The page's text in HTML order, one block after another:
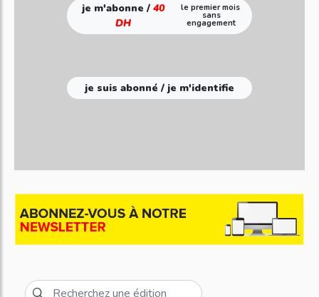
je m'abonne /40
DH
le premier mois
sans
engagement
je suis abonné / je m'identifie